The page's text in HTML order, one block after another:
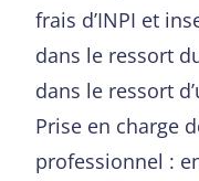
frais d’INPI et
dans le ressort
dans le ressort
Prise en charge
professionnel :